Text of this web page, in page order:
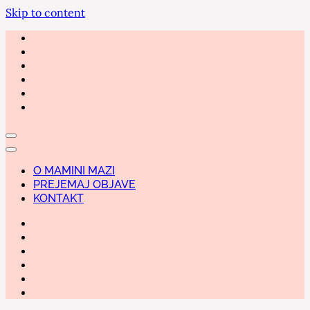
Skip to content
O MAMINI MAZI
PREJEMAJ OBJAVE
KONTAKT